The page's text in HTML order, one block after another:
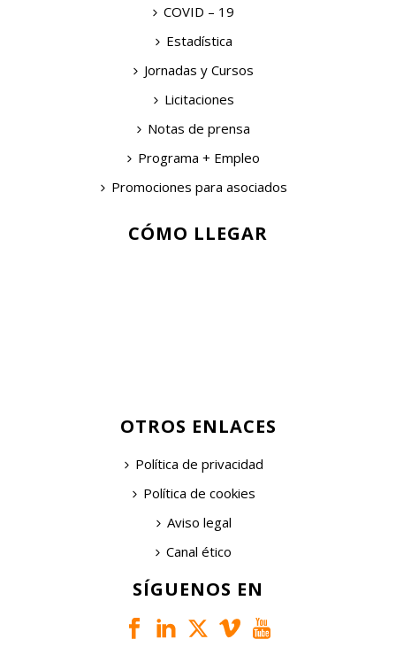
COVID – 19
Estadística
Jornadas y Cursos
Licitaciones
Notas de prensa
Programa + Empleo
Promociones para asociados
CÓMO LLEGAR
OTROS ENLACES
Política de privacidad
Política de cookies
Aviso legal
Canal ético
SÍGUENOS EN